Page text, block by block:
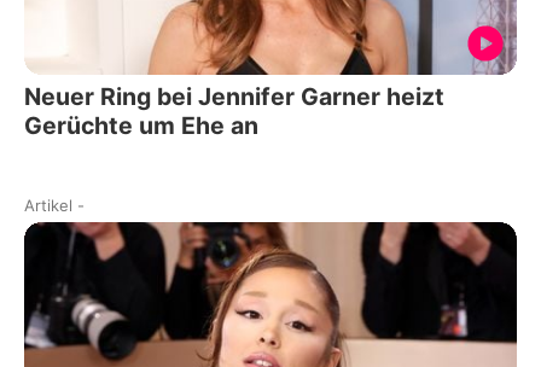
Neuer Ring bei Jennifer Garner heizt
Gerüchte um Ehe an
Artikel -